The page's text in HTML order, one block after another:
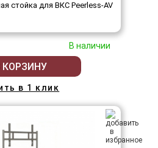
стойка для ВКС Peerless-AV
В наличии
КОРЗИНУ
в 1 клик